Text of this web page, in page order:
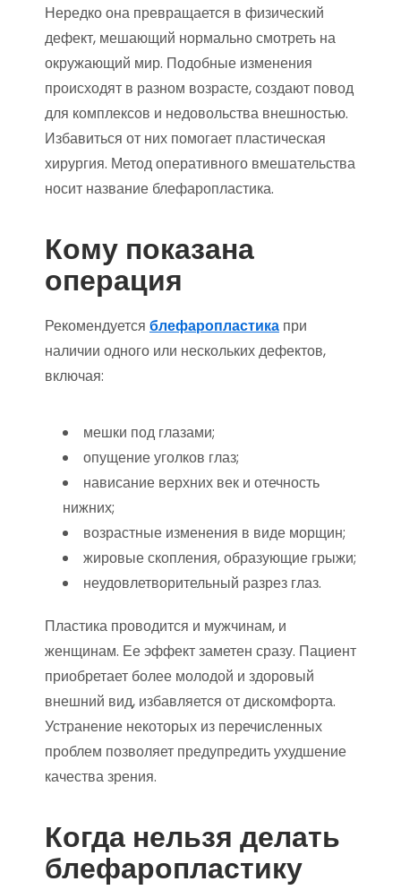
Нередко она превращается в физический
дефект, мешающий нормально смотреть на
окружающий мир. Подобные изменения
происходят в разном возрасте, создают повод
для комплексов и недовольства внешностью.
Избавиться от них помогает пластическая
хирургия. Метод оперативного вмешательства
носит название блефаропластика.
Кому показана
операция
Рекомендуется блефаропластика при
наличии одного или нескольких дефектов,
включая:
мешки под глазами;
опущение уголков глаз;
нависание верхних век и отечность
нижних;
возрастные изменения в виде морщин;
жировые скопления, образующие грыжи;
неудовлетворительный разрез глаз.
Пластика проводится и мужчинам, и
женщинам. Ее эффект заметен сразу. Пациент
приобретает более молодой и здоровый
внешний вид, избавляется от дискомфорта.
Устранение некоторых из перечисленных
проблем позволяет предупредить ухудшение
качества зрения.
Когда нельзя делать
блефаропластику